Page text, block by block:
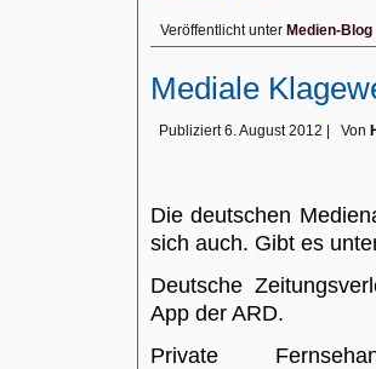
Veröffentlicht unter Medien-Blog
Mediale
Publiziert 6. August 2012 Von
Die deutschen
sich auch. Gibt es
Deutsche
App der ARD.
Private